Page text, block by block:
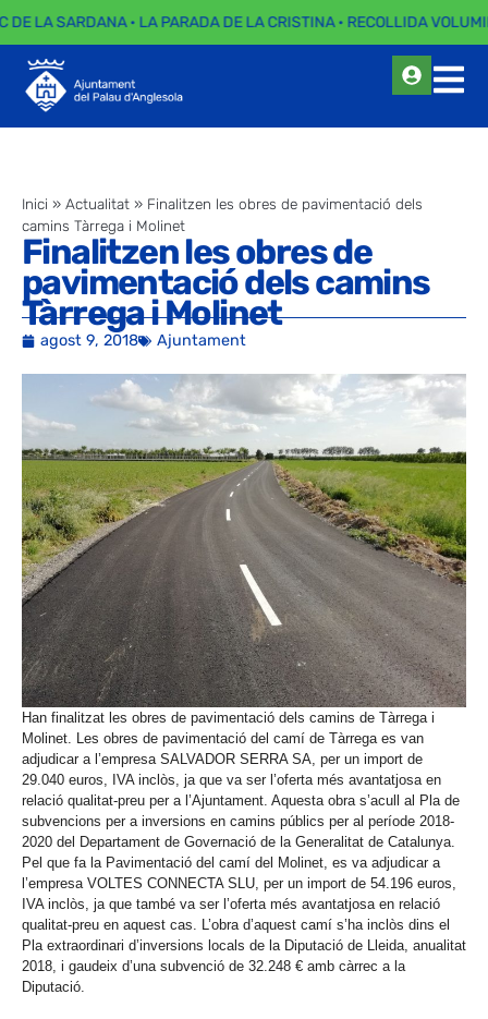
DE LA SARDANA · LA PARADA DE LA CRISTINA · RECOLLIDA
Inici » Actualitat » Finalitzen les obres de pavimentació dels
camins Tàrrega i Molinet
Finalitzen les obres de
pavimentació dels camins
Tàrrega i Molinet
agost 9, 2018 Ajuntament
Han finalitzat les obres de pavimentació dels camins de Tàrrega i
Molinet. Les obres de pavimentació del camí de Tàrrega es van
adjudicar a l’empresa SALVADOR SERRA SA, per un import de
29.040 euros, IVA inclòs, ja que va ser l’oferta més avantatjosa en
relació qualitat-preu per a l’Ajuntament. Aquesta obra s’acull al Pla de
subvencions per a inversions en camins públics per al període 2018-
2020 del Departament de Governació de la Generalitat de Catalunya.
Pel que fa la Pavimentació del camí del Molinet, es va adjudicar a
l’empresa VOLTES CONNECTA SLU, per un import de 54.196 euros,
IVA inclòs, ja que també va ser l’oferta més avantatjosa en relació
qualitat-preu en aquest cas. L’obra d’aquest camí s’ha inclòs dins el
Pla extraordinari d’inversions locals de la Diputació de Lleida, anualitat
2018, i gaudeix d’una subvenció de 32.248 € amb càrrec a la
Diputació.